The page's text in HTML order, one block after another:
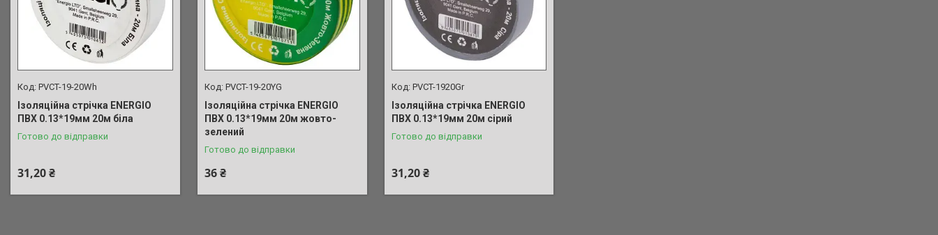
PVCT-19-20Wh
Ізоляційна стрічка ENERGIO
ПВХ 0.13*19мм 20м біла
Готово до відправки
31,20 ₴
PVCT-19-20YG
Ізоляційна стрічка ENERGIO
ПВХ 0.13*19мм 20м жовто-
зелений
Готово до відправки
36 ₴
PVCT-1920Gr
Ізоляційна стрічка ENERGIO
ПВХ 0.13*19мм 20м сірий
Готово до відправки
31,20 ₴